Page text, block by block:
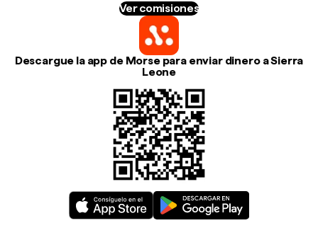
Ver comisiones
Descargue la app de Morse para enviar dinero a Sierra
Leone